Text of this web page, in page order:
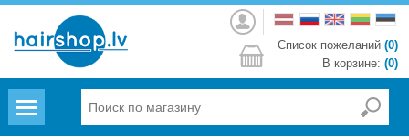
Войти
Список пожеланий (0)
В корзине: (0)